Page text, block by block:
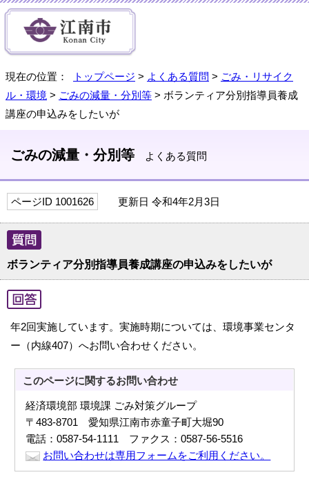
現在の位置： トップページ > よくある質問 > ごみ・リサイク
ル・環境 > ごみの減量・分別等 > ボランティア分別指導員養成
講座の申込みをしたいが
ごみの減量・分別等 よくある質問
ページID 1001626 更新日 令和4年2月3日
ボランティア分別指導員養成講座の申込みをしたいが
年2回実施しています。実施時期については、環境事業センタ
ー（内線407）へお問い合わせください。
このページに関するお問い合わせ
経済環境部 環境課 ごみ対策グループ
〒483-8701 愛知県江南市赤童子町大堀90
電話：0587-54-1111 ファクス：0587-56-5516
お問い合わせは専用フォームをご利用ください。